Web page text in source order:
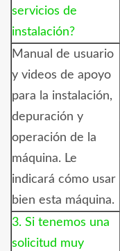
servicios de
instalación?
Manual de usuario
y videos de apoyo
para la instalación,
depuración y
operación de la
máquina. Le
indicará cómo usar
bien esta máquina.
3. Si tenemos una
solicitud muy